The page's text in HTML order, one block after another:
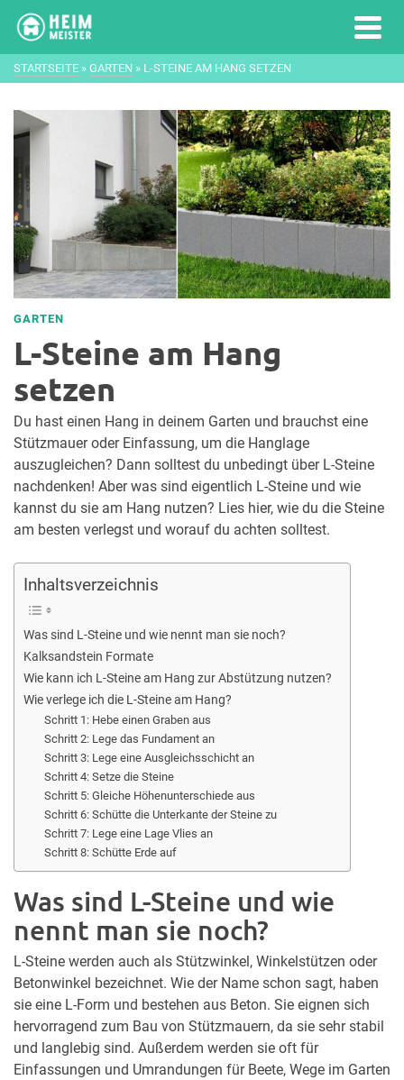
STARTSEITE » GARTEN » L-STEINE AM HANG SETZEN
GARTEN
L-Steine am Hang
setzen
Du hast einen Hang in deinem Garten und brauchst eine
Stützmauer oder Einfassung, um die Hanglage
auszugleichen? Dann solltest du unbedingt über L-Steine
nachdenken! Aber was sind eigentlich L-Steine und wie
kannst du sie am Hang nutzen? Lies hier, wie du die Steine
am besten verlegst und worauf du achten solltest.
Inhaltsverzeichnis
Was sind L-Steine und wie nennt man sie noch?
Kalksandstein Formate
Wie kann ich L-Steine am Hang zur Abstützung nutzen?
Wie verlege ich die L-Steine am Hang?
Schritt 1: Hebe einen Graben aus
Schritt 2: Lege das Fundament an
Schritt 3: Lege eine Ausgleichsschicht an
Schritt 4: Setze die Steine
Schritt 5: Gleiche Höhenunterschiede aus
Schritt 6: Schütte die Unterkante der Steine zu
Schritt 7: Lege eine Lage Vlies an
Schritt 8: Schütte Erde auf
Was sind L-Steine und wie
nennt man sie noch?
L-Steine werden auch als Stützwinkel, Winkelstützen oder
Betonwinkel bezeichnet. Wie der Name schon sagt, haben
sie eine L-Form und bestehen aus Beton. Sie eignen sich
hervorragend zum Bau von Stützmauern, da sie sehr stabil
und langlebig sind. Außerdem werden sie oft für
Einfassungen und Umrandungen für Beete, Wege im Garten